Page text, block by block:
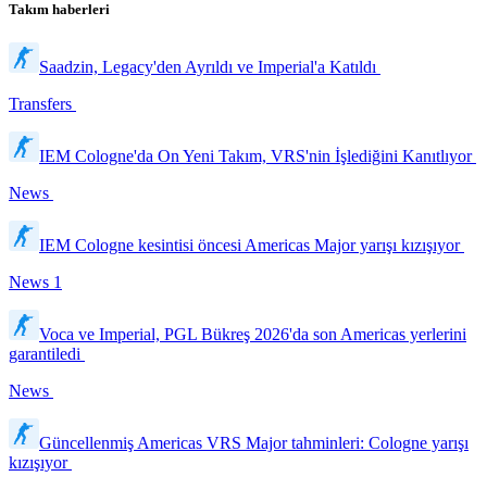
Takım haberleri
Saadzin, Legacy'den Ayrıldı ve Imperial'a Katıldı
Transfers
IEM Cologne'da On Yeni Takım, VRS'nin İşlediğini Kanıtlıyor
News
IEM Cologne kesintisi öncesi Americas Major yarışı kızışıyor
News 1
Voca ve Imperial, PGL Bükreş 2026'da son Americas yerlerini
garantiledi
News
Güncellenmiş Americas VRS Major tahminleri: Cologne yarışı
kızışıyor